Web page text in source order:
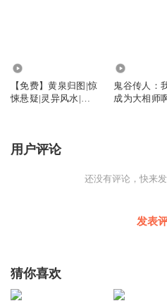
【免费】黄泉归图|惊
悚悬疑|灵异风水|盗
鬼谷传人：
成为大相师
用户评论
还没有评论，快来
发表
猜你喜欢